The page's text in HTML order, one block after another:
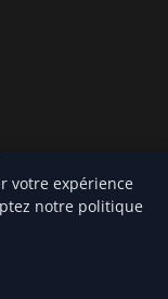
votre expérience
notre politique